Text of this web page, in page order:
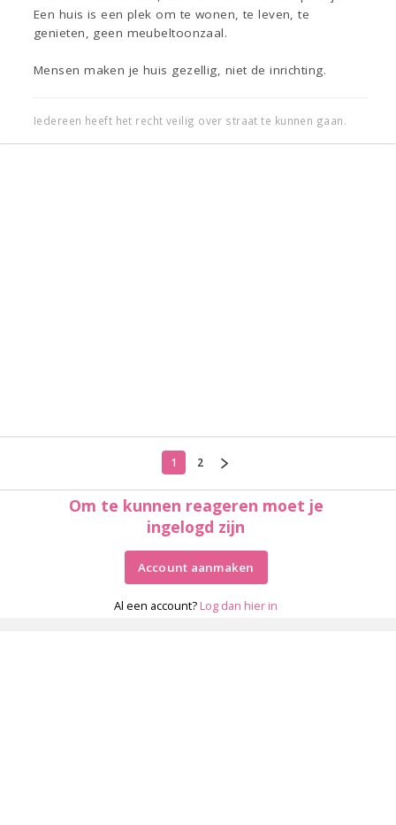
Een huis is een plek om te wonen, te leven, te
genieten, geen meubeltoonzaal.
Mensen maken je huis gezellig, niet de inrichting.
Iedereen heeft het recht veilig over straat te kunnen gaan.
1 2
Om te kunnen reageren moet je
ingelogd zijn
Account aanmaken
Al een account? Log dan hier in